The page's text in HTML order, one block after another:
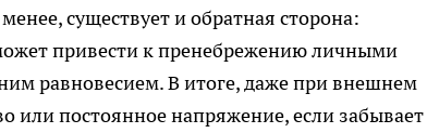
существует и обратная сторона:
привести к пренебрежению личными
равновесием. В итоге, даже при внешнем
или постоянное напряжение, если забывает